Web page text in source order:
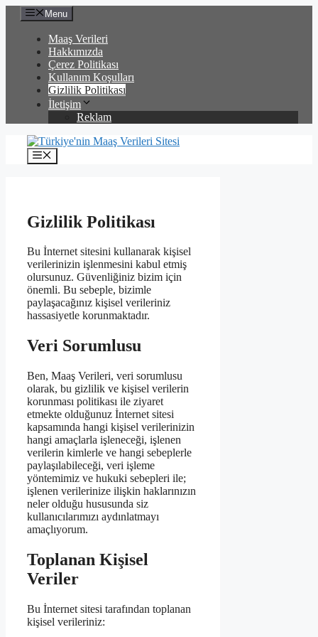
İçeriğe
atla
Menu
Maaş Verileri
Hakkımızda
Çerez Politikası
Kullanım Koşulları
Gizlilik Politikası
İletişim
Reklam
Menü
Gizlilik Politikası
Bu İnternet sitesini kullanarak kişisel
verilerinizin işlenmesini kabul etmiş
olursunuz. Güvenliğiniz bizim için
önemli. Bu sebeple, bizimle
paylaşacağınız kişisel verileriniz
hassasiyetle korunmaktadır.
Veri Sorumlusu
Ben, Maaş Verileri, veri sorumlusu
olarak, bu gizlilik ve kişisel verilerin
korunması politikası ile ziyaret
etmekte olduğunuz İnternet sitesi
kapsamında hangi kişisel verilerinizin
hangi amaçlarla işleneceği, işlenen
verilerin kimlerle ve hangi sebeplerle
paylaşılabileceği, veri işleme
yöntemimiz ve hukuki sebepleri ile;
işlenen verilerinize ilişkin haklarınızın
neler olduğu hususunda siz
kullanıcılarımızı aydınlatmayı
amaçlıyorum.
Toplanan Kişisel
Veriler
Bu İnternet sitesi tarafından toplanan
kişisel verileriniz: